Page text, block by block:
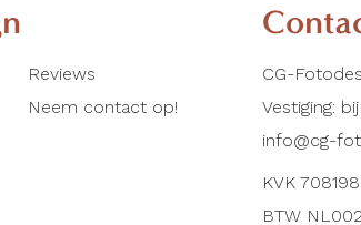
Reviews
Neem contact op!
CG-
Vestiging:
info@cg-
KVK
BTW